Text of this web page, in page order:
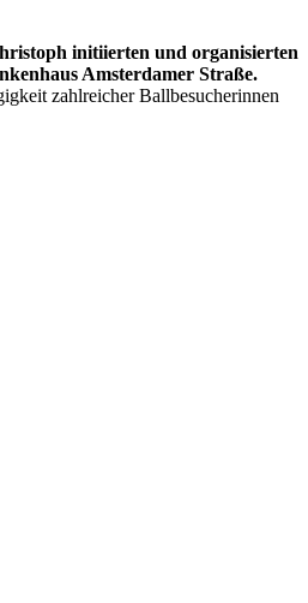
initiierten und organisierten
Amsterdamer Straße.
zahlreicher Ballbesucherinnen